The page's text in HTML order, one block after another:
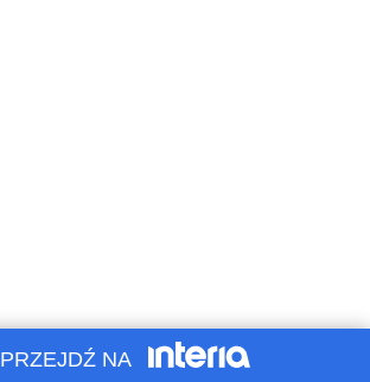
PRZEJDŹ NA